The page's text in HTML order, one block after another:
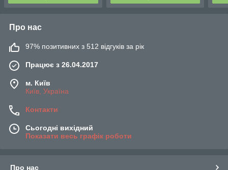
Про нас
97% позитивних з 512 відгуків за рік
Працює з 26.04.2017
м. Київ
Київ, Україна
Контакти
Сьогодні вихідний
Показати весь графік роботи
Про нас